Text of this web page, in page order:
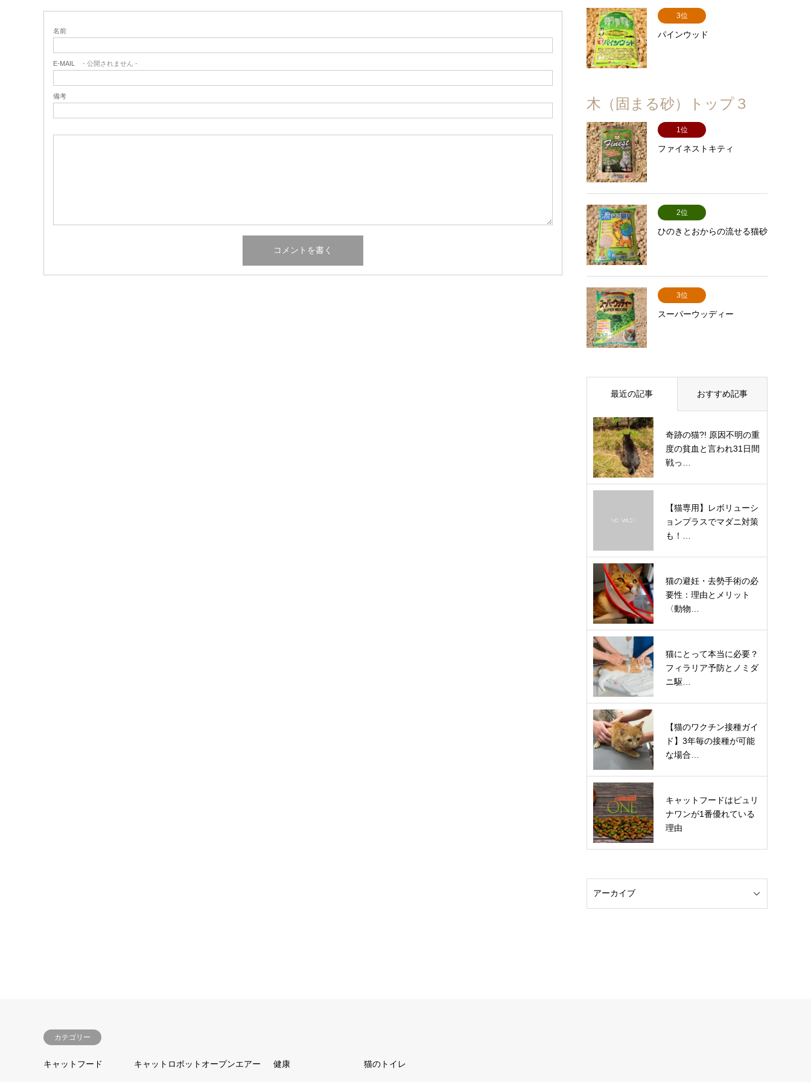
名前
E-MAIL - 公開されません -
備考
3位
パインウッド
木（固まる砂）トップ３
1位
ファイネストキティ
2位
ひのきとおからの流せる猫砂
3位
スーパーウッディー
最近の記事 おすすめ記事
奇跡の猫?! 原因不明の重
度の貧血と言われ31日間
戦っ…
【猫専用】レボリューシ
ョンプラスでマダニ対策
も！…
猫の避妊・去勢手術の必
要性：理由とメリット
〈動物…
猫にとって本当に必要？
フィラリア予防とノミダ
ニ駆…
【猫のワクチン接種ガイ
ド】3年毎の接種が可能
な場合…
キャットフードはピュリ
ナワンが1番優れている
理由
カテゴリー
キャットフード キャットロボットオープンエアー 健康 猫のトイレ